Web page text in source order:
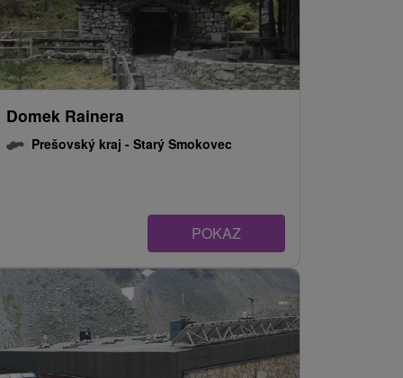
Domek Rainera
Prešovský kraj - Starý Smokovec
POKAZ